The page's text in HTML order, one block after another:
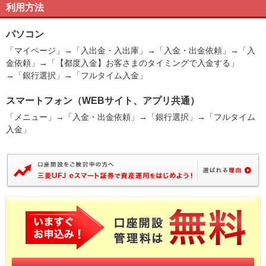
利用方法
パソコン
「マイページ」→「入出金・入出庫」→「入金・出金依頼」→「入
金依頼」→「【都度入金】お客さまのタイミングで入金する」
→「銀行選択」→「フルタイム入金」
スマートフォン（WEBサイト、アプリ共通）
「メニュー」→「入金・出金依頼」→「銀行選択」→「フルタイム
入金」